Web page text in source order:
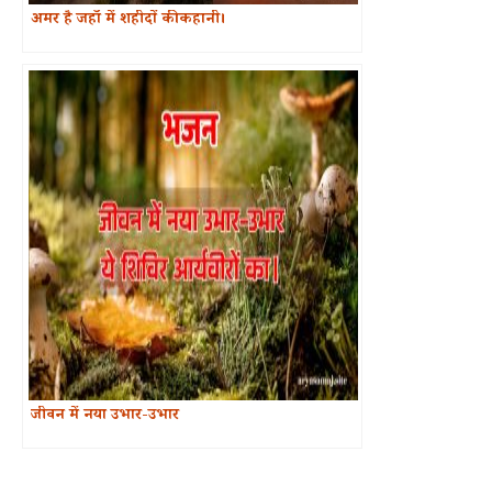
अमर है जहाँ में शहीदों की कहानी।
जीवन में नया उभार-उभार